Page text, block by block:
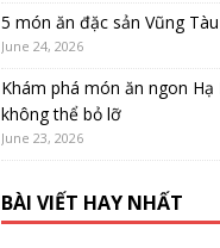
5 món ăn đặc sản Vũng
June 24, 2026
Khám phá món ăn ngon
không thể bỏ lỡ
June 23, 2026
BÀI VIẾT HAY NHẤT